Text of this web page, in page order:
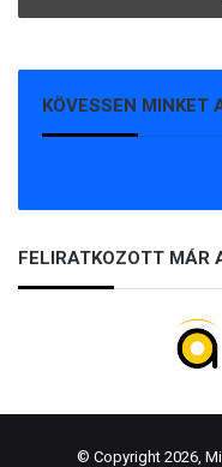
KÖVESSEN MINKET
FELIRATKOZOTT MÁR
© Copyright 2026,